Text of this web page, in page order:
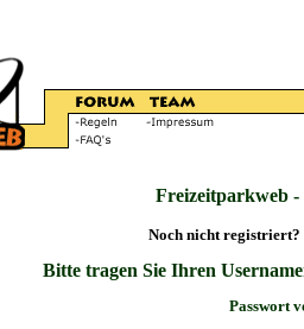
Freizeitparkweb
Noch nicht registriert?
Bitte tragen Sie Ihren
Passwort